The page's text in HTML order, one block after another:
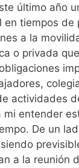
último año
tiempos
a la
o privada
actividades
entender
De un
a la reunión